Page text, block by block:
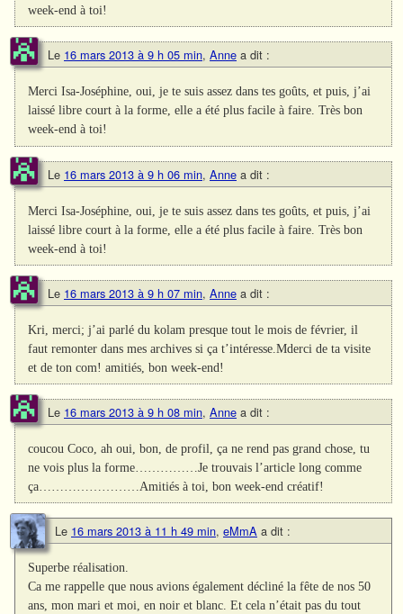
week-end à toi!
Le 16 mars 2013 à 9 h 05 min, Anne a dit :
Merci Isa-Joséphine, oui, je te suis assez dans tes goûts, et puis, j’ai
laissé libre court à la forme, elle a été plus facile à faire. Très bon
week-end à toi!
Le 16 mars 2013 à 9 h 06 min, Anne a dit :
Merci Isa-Joséphine, oui, je te suis assez dans tes goûts, et puis, j’ai
laissé libre court à la forme, elle a été plus facile à faire. Très bon
week-end à toi!
Le 16 mars 2013 à 9 h 07 min, Anne a dit :
Kri, merci; j’ai parlé du kolam presque tout le mois de février, il
faut remonter dans mes archives si ça t’intéresse.Mderci de ta visite
et de ton com! amitiés, bon week-end!
Le 16 mars 2013 à 9 h 08 min, Anne a dit :
coucou Coco, ah oui, bon, de profil, ça ne rend pas grand chose, tu
ne vois plus la forme……………Je trouvais l’article long comme
ça……………………Amitiés à toi, bon week-end créatif!
Le 16 mars 2013 à 11 h 49 min, eMmA a dit :
Superbe réalisation.
Ca me rappelle que nous avions également décliné la fête de nos 50
ans, mon mari et moi, en noir et blanc. Et cela n’était pas du tout